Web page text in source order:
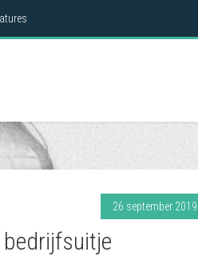
26 september 2019